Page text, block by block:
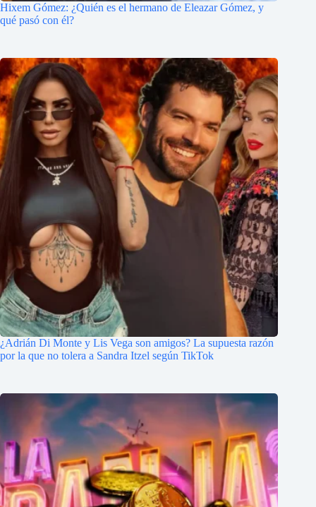
Hixem Gómez: ¿Quién es el hermano de Eleazar Gómez, y
qué pasó con él?
¿Adrián Di Monte y Lis Vega son amigos? La supuesta razón
por la que no tolera a Sandra Itzel según TikTok